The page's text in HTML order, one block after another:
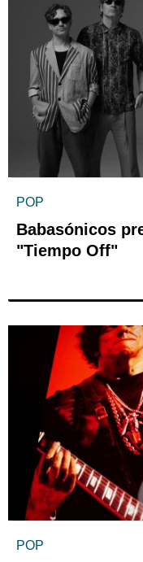
POP
Babasónicos
"Tiempo Off"
POP